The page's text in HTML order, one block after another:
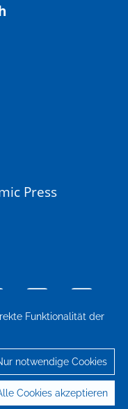
Funktionalität der
notwendige Cookies
Cookies akzeptieren
Press